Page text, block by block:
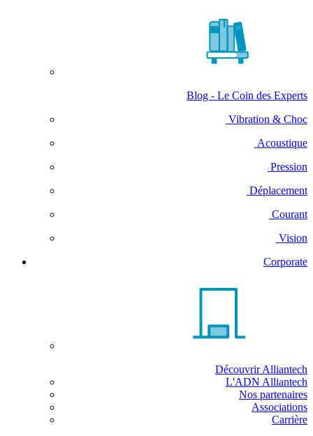
Blog - Le Coin des Experts
Vibration & Choc
Acoustique
Pression
Déplacement
Courant
Vision
Corporate
Découvrir Alliantech
L'ADN Alliantech
Nos partenaires
Associations
Carrière